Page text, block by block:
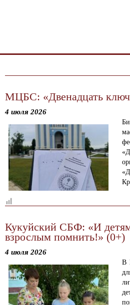
МЦБС: «Двенадцать
4 июля 2026
Кукуйский СБФ: «И
взрослым помнить!» (0+)
4 июля 2026
В